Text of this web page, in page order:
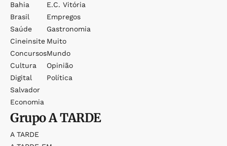
Bahia
Brasil
Saúde
Cineinsite
Concursos
Cultura
Digital
Salvador
Economia
E.c. Vitória
Empregos
Gastronomia
Muito
Mundo
Opinião
Política
GrupoA TARDE
A TARDE